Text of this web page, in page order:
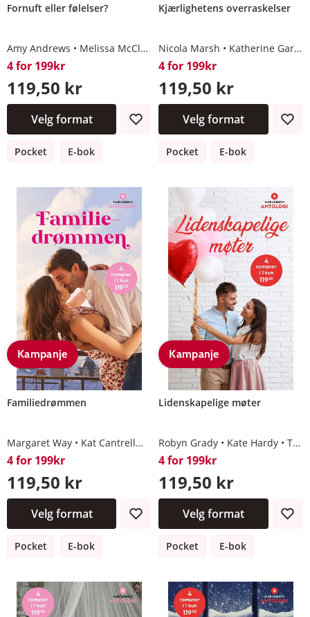
Fornuft eller følelser?
Amy Andrews Melissa McClone Meredith Webber Scarlet
4 for 199kr
119,50 kr
Velg format
Pocket E-bok
Kjærlighetens overraskelser
Nicola Marsh Katherine Garbera
4 for 199kr
119,50 kr
Velg format
Pocket E-bok
Kampanje
Familiedrømmen
Margaret Way Kat Cantrell Traci Douglass Natasha Oakley
4 for 199kr
119,50 kr
Velg format
Pocket E-bok
Kampanje
Lidenskapelige møter
Robyn Grady Kate Hardy Tawny Weber
4 for 199kr
119,50 kr
Velg format
Pocket E-bok